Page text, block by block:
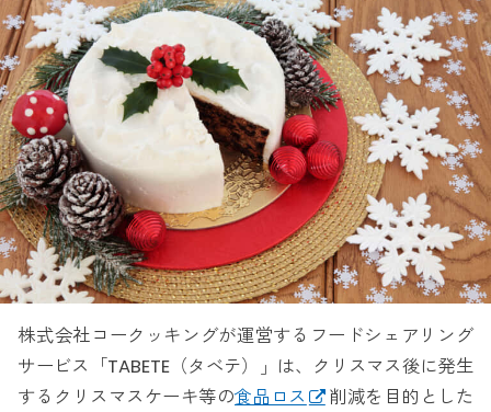
株式会社コークッキングが運営するフードシェアリング
サービス「TABETE（タベテ）」は、クリスマス後に発生
するクリスマスケーキ等の食品ロス
削減を目的とした